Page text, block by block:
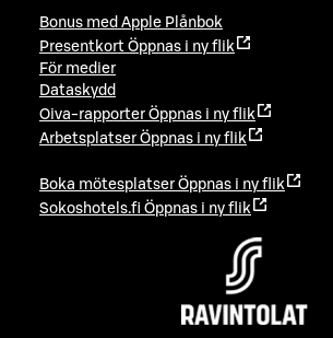
Bonus med Apple Plånbok
Presentkort Öppnas i ny flik
För medier
Dataskydd
Oiva-rapporter Öppnas i ny flik
Arbetsplatser Öppnas i ny flik
Boka mötesplatser Öppnas i ny flik
Sokoshotels.fi Öppnas i ny flik